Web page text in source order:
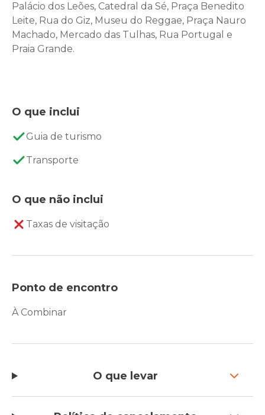
Palácio dos Leões, Catedral da Sé, Praça Benedito
Leite, Rua do Giz, Museu do Reggae, Praça Nauro
Machado, Mercado das Tulhas, Rua Portugal e
Praia Grande.
O que inclui
Guia de turismo
Transporte
O que não inclui
Taxas de visitação
Ponto de encontro
À Combinar
O que levar